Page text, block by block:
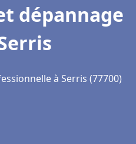
dépannage
à Serris (77700)